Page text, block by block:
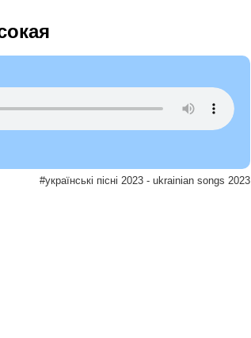
#українські пісні 2023 - ukrainian songs 2023